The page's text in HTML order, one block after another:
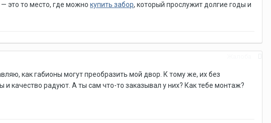
это то место, где можно купить забор, который прослужит долгие годы и
как габионы могут преобразить мой двор. К тому же, их без
качество радуют. А ты сам что-то заказывал у них? Как тебе монтаж?